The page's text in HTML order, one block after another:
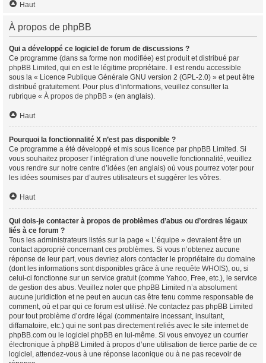
Haut
À propos de phpBB
Qui a développé ce logiciel de forum de discussions ?
Ce programme (dans sa forme non modifiée) est produit et distribué par
phpBB Limited , qui en est le légitime propriétaire. Il est rendu accessible
sous la « Licence Publique Générale GNU version 2 (GPL-2.0) » et peut être
distribué gratuitement. Pour plus d’informations, veuillez consulter la
rubrique « À propos de phpBB » (en anglais).
Haut
Pourquoi la fonctionnalité X n’est pas disponible ?
Ce programme a été développé et mis sous licence par phpBB Limited. Si
vous souhaitez proposer l’intégration d’une nouvelle fonctionnalité, veuillez
vous rendre sur notre centre d’idées (en anglais) où vous pourrez voter pour
les idées soumises par d’autres utilisateurs et suggérer les vôtres.
Haut
Qui dois-je contacter à propos de problèmes d’abus ou d’ordres légaux
liés à ce forum ?
Tous les administrateurs listés sur la page « L’équipe » devraient être un
contact approprié concernant ces problèmes. Si vous n’obtenez aucune
réponse de leur part, vous devriez alors contacter le propriétaire du domaine
(dont les informations sont disponibles grâce à une requête WHOIS), ou, si
celui-ci fonctionne sur un service gratuit (comme Yahoo, Free, etc.), le service
de gestion des abus. Veuillez noter que phpBB Limited n’a absolument
aucune juridiction et ne peut en aucun cas être tenu comme responsable de
comment, où et par qui ce forum est utilisé. Ne contactez pas phpBB Limited
pour tout problème d’ordre légal (commentaire incessant, insultant,
diffamatoire, etc.) qui ne sont pas directement reliés avec le site internet de
phpBB.com ou le logiciel phpBB en lui-même. Si vous envoyez un courrier
électronique à phpBB Limited à propos d’une utilisation de tierce partie de ce
logiciel, attendez-vous à une réponse laconique ou à ne pas recevoir de